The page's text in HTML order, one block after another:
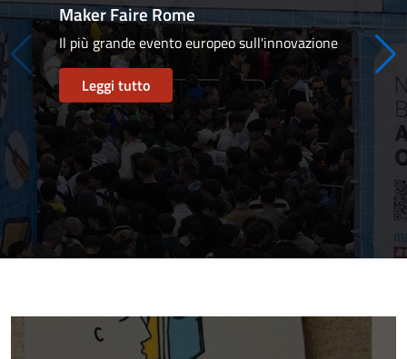
Maker Faire Rome
Il più grande evento europeo sull'innovazione
Leggi tutto
Progetti